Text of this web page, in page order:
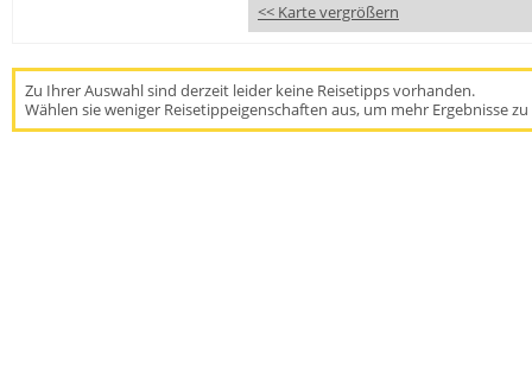
<< Karte vergrößern
Zu Ihrer Auswahl sind derzeit leider keine Reisetipps vorhanden.
Wählen sie weniger Reisetippeigenschaften aus, um mehr Ergebnisse